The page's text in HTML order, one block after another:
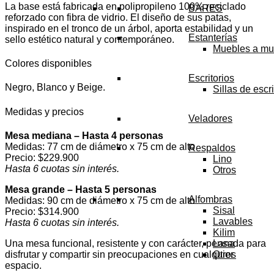
BARES
Estanterías
Muebles a
Escritorios
Sillas de
Veladores
Respaldos
Lino
Otros
Alfombras
Sisal
Lavables
Kilim
Lana
Otros
La base está fabricada en polipropileno 100% reciclado
reforzado con fibra de vidrio. El diseño de sus patas,
inspirado en el tronco de un árbol, aporta estabilidad y un
sello estético natural y contemporáneo.
Colores disponibles
Negro, Blanco y Beige.
Medidas y precios
Mesa mediana – Hasta 4 personas
Medidas: 77 cm de diámetro x 75 cm de alto
Precio: $229.900
Hasta 6 cuotas sin interés.
Mesa grande – Hasta 5 personas
Medidas: 90 cm de diámetro x 75 cm de alto
Precio: $314.900
Hasta 6 cuotas sin interés.
Una mesa funcional, resistente y con carácter, pensada para
disfrutar y compartir sin preocupaciones en cualquier
espacio.